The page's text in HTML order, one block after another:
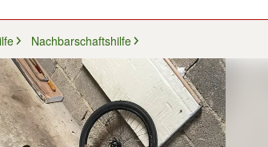
Nachbarschaftshilfe